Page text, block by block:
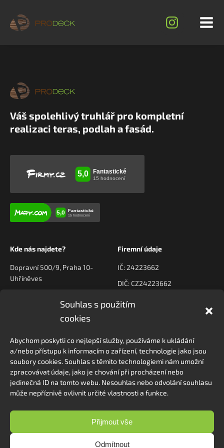
Souhlas s použitím
cookies
Abychom poskytli co nejlepší služby, používáme k ukládání
a/nebo přístupu k informacím o zařízení, technologie jako jsou
soubory cookies. Souhlas s těmito technologiemi nám umožní
zpracovávat údaje, jako je chování při procházení nebo
jedinečná ID na tomto webu. Nesouhlas nebo odvolání souhlasu
může nepříznivě ovlivnit určité vlastnosti a funkce.
Přijmout vše
Odmítnout
Váš spolehlivý truhlář pro kompletní
realizaci teras, podlah a fasád.
Kde nás najdete?
Dopravní 500/9, Praha 10-
Uhříněves
Firemní údaje
IČ: 24223662
DIČ: CZ24223662
Kontaktujte nás
+420 778 222 800
Navigace
O nás
Kontakt